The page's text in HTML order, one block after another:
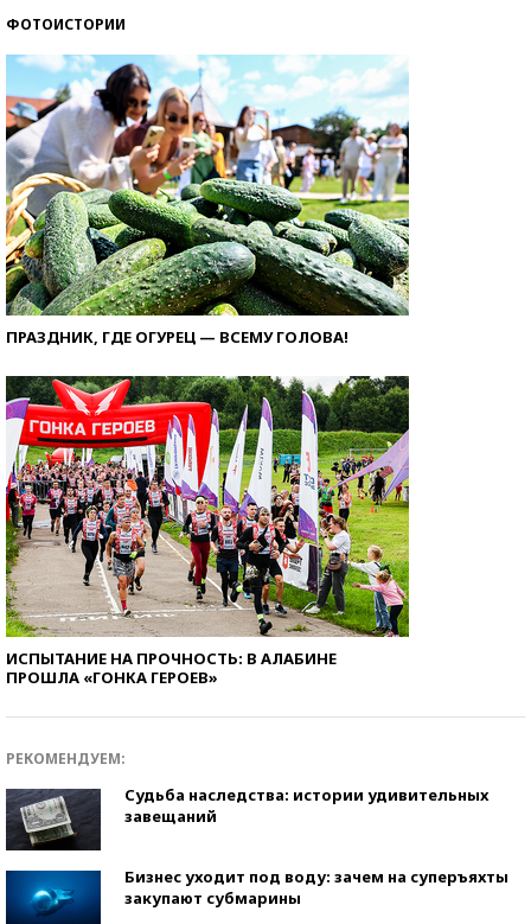
ФОТОИСТОРИИ
ПРАЗДНИК, ГДЕ ОГУРЕЦ — ВСЕМУ ГОЛОВА!
ИСПЫТАНИЕ НА ПРОЧНОСТЬ: В АЛАБИНЕ
ПРОШЛА «ГОНКА ГЕРОЕВ»
РЕКОМЕНДУЕМ:
Судьба наследства: истории удивительных
завещаний
Бизнес уходит под воду: зачем на суперъяхты
закупают субмарины